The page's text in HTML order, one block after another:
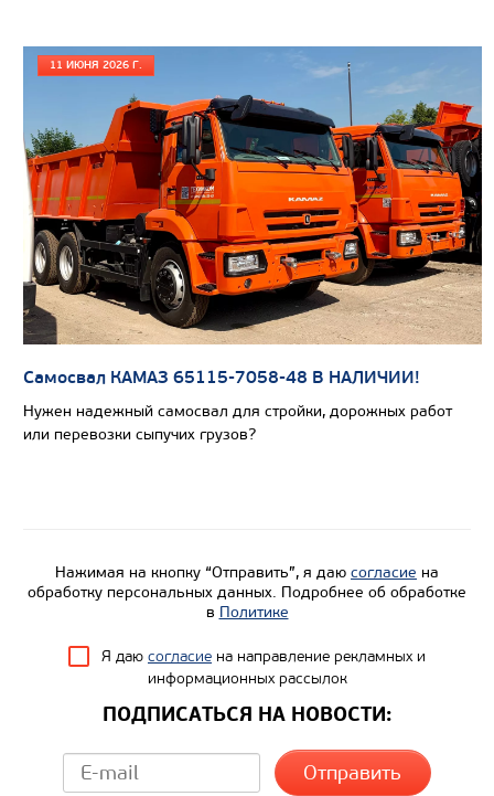
Цена по запросу
Производитель
Экологический класс
Грузоподъемность, кг
Вместимость кузова, м3
Направление разгрузки
Колесная формула
11 ИЮНЯ 2026 Г.
Самосвал КАМАЗ 65115-7058-48 В НАЛИЧИИ!
Нужен надежный самосвал для стройки, дорожных работ
или перевозки сыпучих грузов?
Нажимая на кнопку “Отправить”, я даю согласие на
обработку персональных данных. Подробнее об обработке
в Политике
Я даю согласие на направление рекламных и
информационных рассылок
ПОДПИСАТЬСЯ НА НОВОСТИ: